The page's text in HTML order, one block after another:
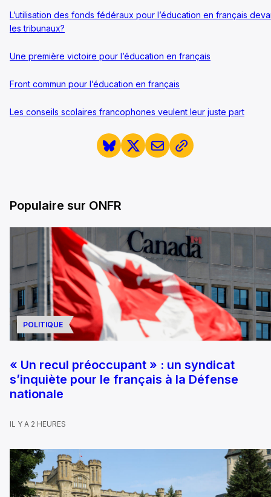
L’utilisation des fonds fédéraux pour l’éducation en français
les tribunaux?
Une première victoire pour l’éducation en français
Front commun pour l’éducation en français
Les conseils scolaires francophones veulent leur juste part
Populaire sur ONFR
POLITIQUE
« Un recul préoccupant » : un syndicat
s’inquiète pour le français à la Défense
nationale
IL Y A 2 HEURES